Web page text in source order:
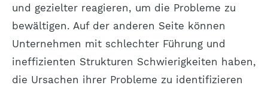
und gezielter reagieren, um die Probleme zu
bewältigen. Auf der anderen Seite können
Unternehmen mit schlechter Führung und
ineffizienten Strukturen Schwierigkeiten haben,
die Ursachen ihrer Probleme zu identifizieren